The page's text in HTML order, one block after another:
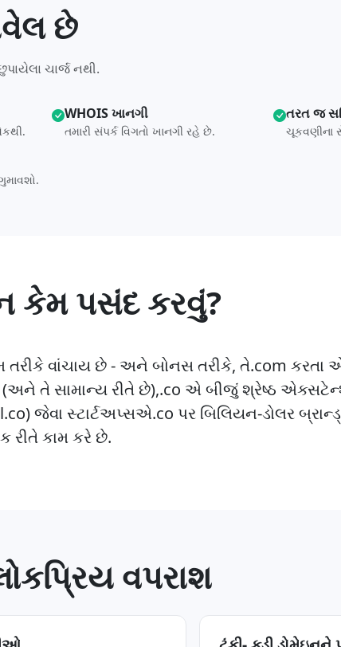
છે
ચાર્જ નથી.
WHOIS ખાનગી
તમારી સંપર્ક વિગતો ખાનગી રહે છે.
તરત જ
ચૂકવણીના
કેમ પસંદ કરવું?
તરીકે વાંચાય છે - અને બોનસ તરીકે, તે.com કરતા
(અને તે સામાન્ય રીતે છે),.co એ બીજું શ્રેષ્ઠ
જેવા સ્ટાર્ટઅપ્સએ.co પર બિલિયન-ડોલર
રીતે કામ કરે છે.
વપરાશ